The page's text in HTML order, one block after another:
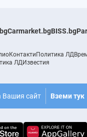
Carmarket.bgBISS.bg
КонтактиПолитика ЛД
ЛДИзвестия
Вашия сайт Вземи тук